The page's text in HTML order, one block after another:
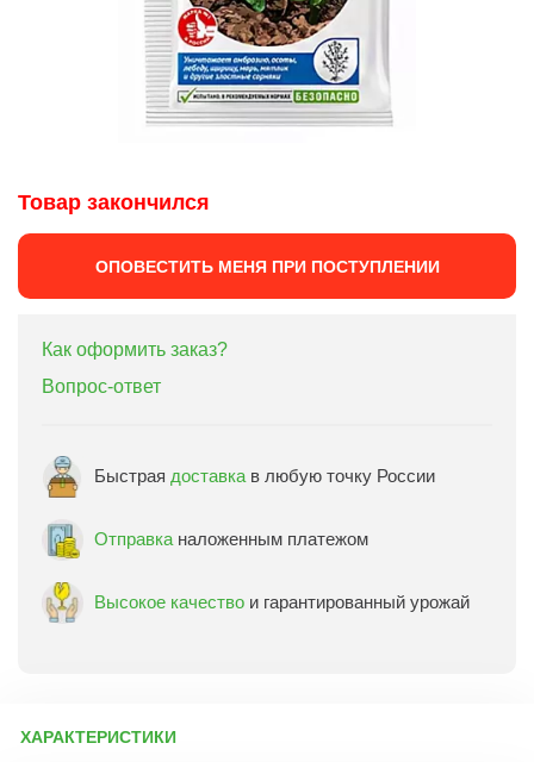
Товар закончился
ОПОВЕСТИТЬ МЕНЯ ПРИ ПОСТУПЛЕНИИ
Как оформить заказ?
Вопрос-ответ
Быстрая доставка в любую точку России
Отправка наложенным платежом
Высокое качество и гарантированный урожай
ХАРАКТЕРИСТИКИ